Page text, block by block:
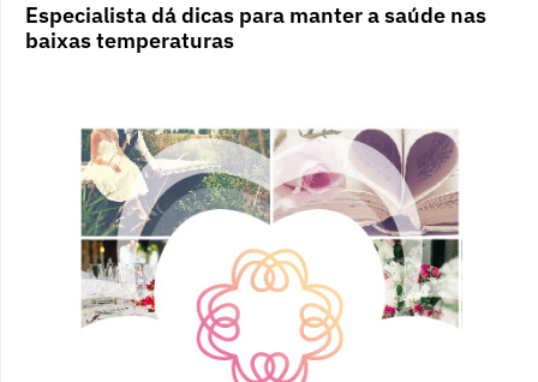
Especialista dá dicas para manter a saúde nas
baixas temperaturas